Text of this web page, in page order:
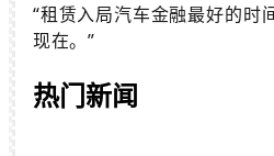
“租赁入局汽车金融最好的时
现在。”
热门新闻